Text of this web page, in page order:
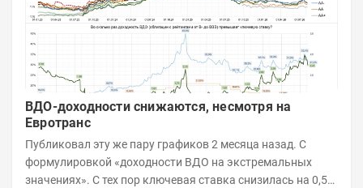
ВДО-доходности снижаются, несмотря на
Евротранс
Публиковал эту же пару графиков 2 месяца назад. С
формулировкой «доходности ВДО на экстремальных
значениях». С тех пор ключевая ставка снизилась на 0,5